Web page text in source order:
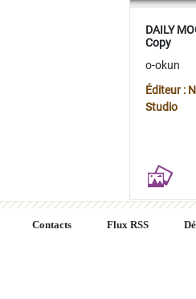
DAILY
Copy
o-okun
Éditeur :
Studio
Contacts Flux RSS